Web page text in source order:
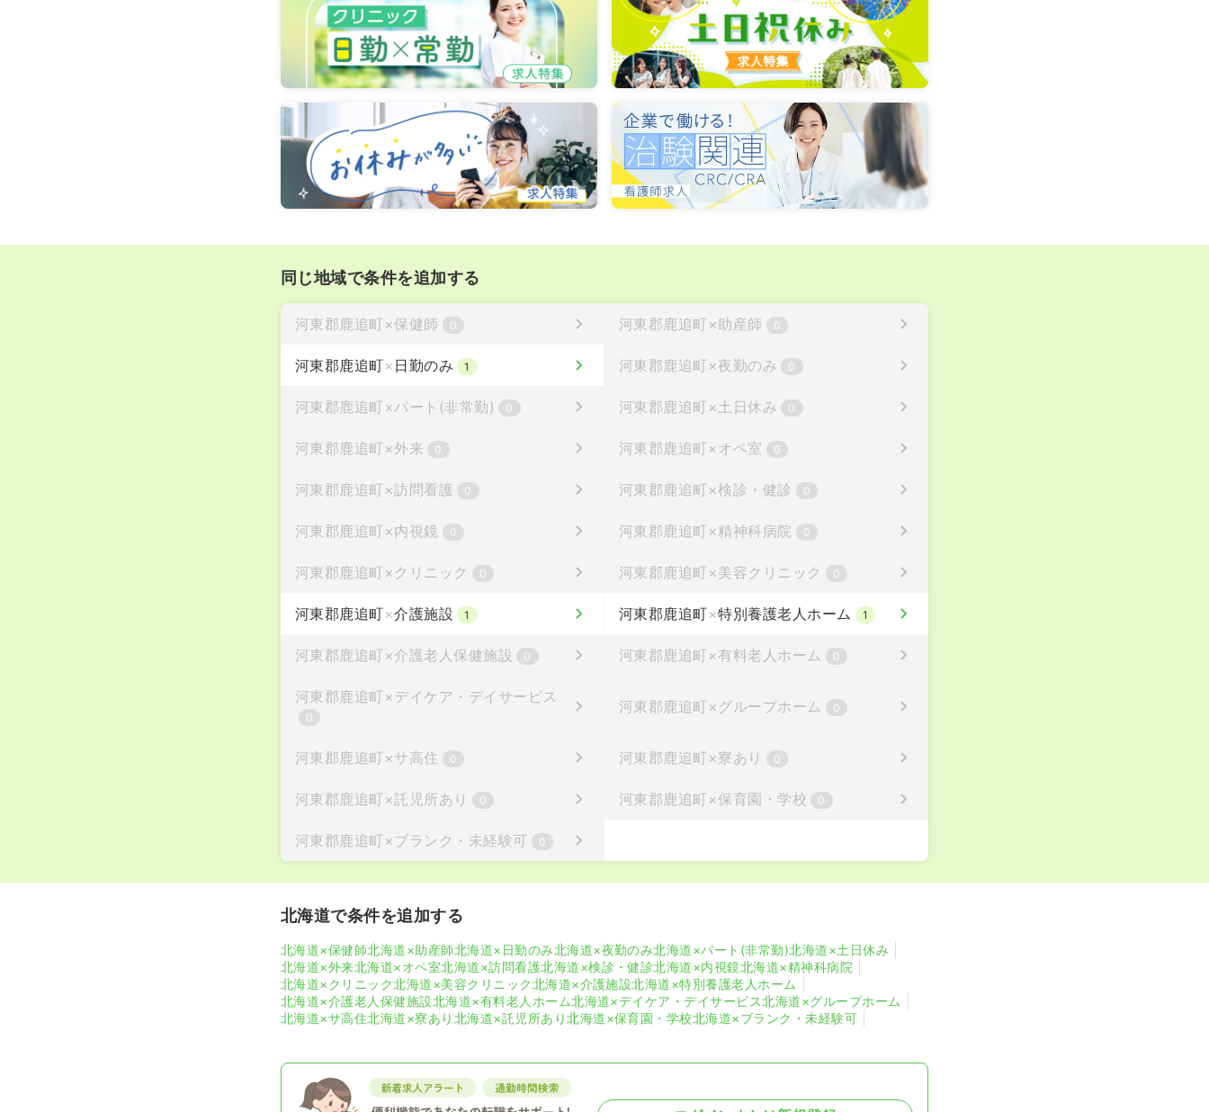
同じ地域で条件を追加する
河東郡鹿追町 ×保健師 0 河東郡鹿追町 ×助産師 0
河東郡鹿追町× 日勤のみ 1 河東郡鹿追町 ×夜勤のみ 0
河東郡鹿追町 ×パート(非常勤) 0 河東郡鹿追町 × 土日休み 0
河東郡鹿追町 ×外来 0 河東郡鹿追町 ×オペ室 0
河東郡鹿追町 ×訪問看護 0 河東郡鹿追町 ×検診・健診 0
河東郡鹿追町 ×内視鏡 0 河東郡鹿追町 ×精神科病院 0
河東郡鹿追町 × クリニック 0 河東郡鹿追町 ×美容クリニック 0
河東郡鹿追町×介護施設 1 河東郡鹿追町×特別養護老人ホーム 1
河東郡鹿追町 ×介護老人保健施設 0 河東郡鹿追町 ×有料老人ホーム 0
河東郡鹿追町 ×デイケア・デイサービス
0
河東郡鹿追町 × グループホーム 0
河東郡鹿追町 ×サ高住 0 河東郡鹿追町 ×寮あり 0
河東郡鹿追町 ×託児所あり 0 河東郡鹿追町 ×保育園・学校 0
河東郡鹿追町 ×ブランク・未経験可 0
北海道で条件を追加する
北海道×保健師北海道×助産師北海道×日勤のみ北海道×夜勤のみ北海道×パート(非常勤)北海道×土日休み
北海道×外来北海道×オペ室北海道×訪問看護北海道×検診・健診北海道×内視鏡北海道×精神科病院
北海道×クリニック北海道×美容クリニック北海道×介護施設北海道×特別養護老人ホーム
北海道×介護老人保健施設北海道×有料老人ホーム北海道×デイケア・デイサービス北海道×グループホーム
北海道×サ高住北海道×寮あり 北海道×託児所あり北海道×保育園・学校北海道×ブランク・未経験可